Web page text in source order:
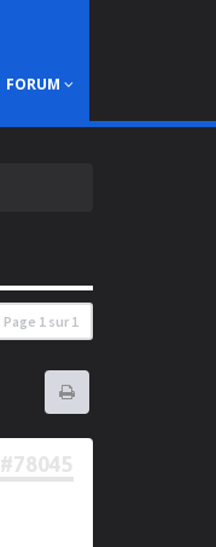
FORUM
Page 1 sur 1
#78045